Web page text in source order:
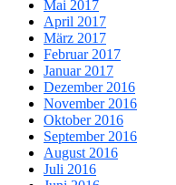
Mai 2017
April 2017
März 2017
Februar 2017
Januar 2017
Dezember 2016
November 2016
Oktober 2016
September 2016
August 2016
Juli 2016